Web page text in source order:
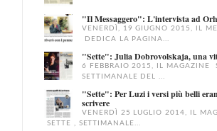
"Il Messaggero": L'intervista ad
VENERDÌ, 19 GIUGNO 2015, IL
DEDICA LA PAGINA...
"Sette": Julia Dobrovolskaja, una
6 FEBBRAIO 2015, IL MAGAZINE
SETTIMANALE DEL ...
"Sette": Per Luzi i versi più belli
scrivere
VENERDÌ 25 LUGLIO 2014, IL
SETTE , SETTIMANALE...